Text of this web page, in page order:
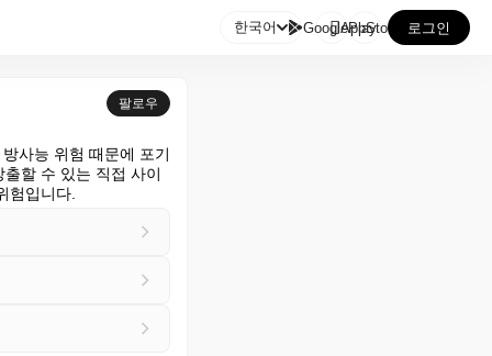
한국어 GooglePlay
AppStore 로그인
팔로우
사능 위험 때문에 포기
할 수 있는 직접 사이
험입니다.